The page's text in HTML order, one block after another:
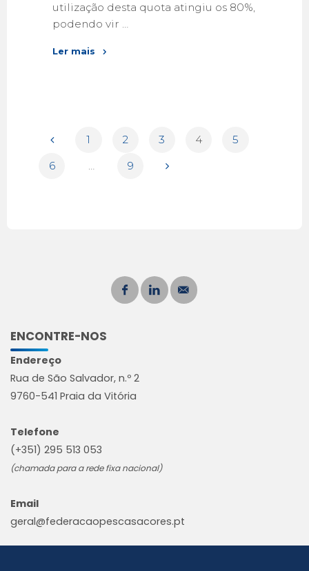
utilização desta quota atingiu os 80%,
podendo vir …
Ler mais
1 2 3 4 5
6 … 9
ENCONTRE-NOS
Endereço
Rua de São Salvador, n.º 2
9760-541 Praia da Vitória
Telefone
(+351) 295 513 053
(chamada para a rede fixa nacional)
Email
geral@federacaopescasacores.pt